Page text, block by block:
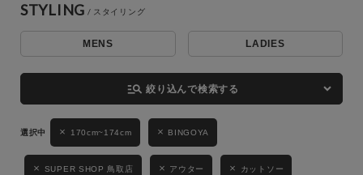
キーワード
性別
MENS LADIES
STYLING
MENS LADIES
manage_search 絞り込んで検索する
170cm~174cm BINGOYA
SUPER SHOP 鳥取店 アウター カットソー